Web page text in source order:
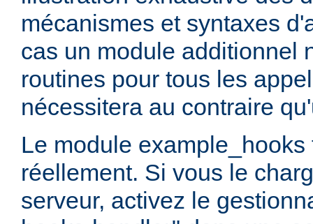
mécanismes et syntaxes
cas un module additionnel
routines pour tous les
nécessitera au contraire
Le module example_hooks
réellement. Si vous le
serveur, activez le